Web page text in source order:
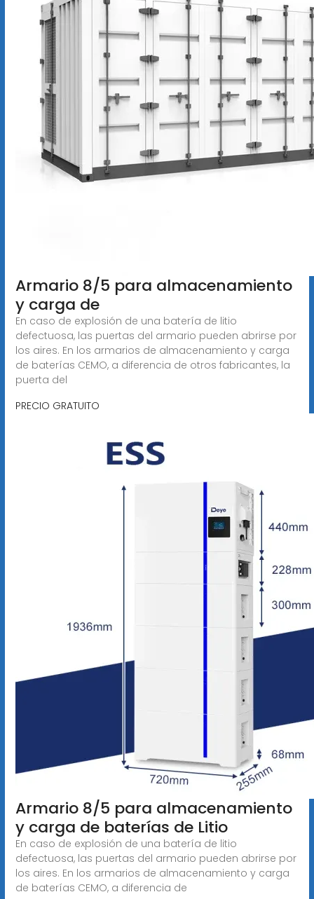
Armario 8/5 para almacenamiento
y carga de
En caso de explosión de una batería de litio
defectuosa, las puertas del armario pueden abrirse por
los aires. En los armarios de almacenamiento y carga
de baterías CEMO, a diferencia de otros fabricantes, la
puerta del
PRECIO GRATUITO
Armario 8/5 para almacenamiento
y carga de baterías de Litio
En caso de explosión de una batería de litio
defectuosa, las puertas del armario pueden abrirse por
los aires. En los armarios de almacenamiento y carga
de baterías CEMO, a diferencia de